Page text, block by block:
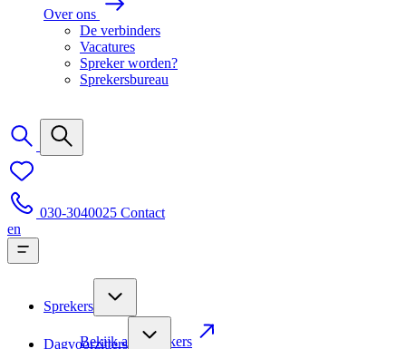
Over ons
De verbinders
Vacatures
Spreker worden?
Sprekersbureau
030-3040025 Contact
en
Sprekers
Bekijk alle sprekers
Dagvoorzitters